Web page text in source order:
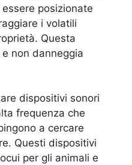
posizionate
i volatili
Questa
non danneggia
dispositivi sonori
frequenza che
a cercare
Questi dispositivi
per gli animali e